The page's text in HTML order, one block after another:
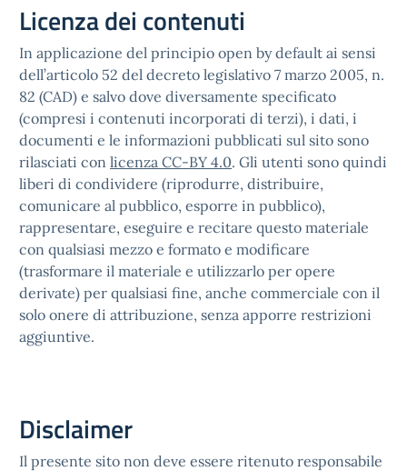
Licenza dei contenuti
In applicazione del principio open by default ai sensi
dell’articolo 52 del decreto legislativo 7 marzo 2005, n.
82 (CAD) e salvo dove diversamente specificato
(compresi i contenuti incorporati di terzi), i dati, i
documenti e le informazioni pubblicati sul sito sono
rilasciati con licenza CC-BY 4.0. Gli utenti sono quindi
liberi di condividere (riprodurre, distribuire,
comunicare al pubblico, esporre in pubblico),
rappresentare, eseguire e recitare questo materiale
con qualsiasi mezzo e formato e modificare
(trasformare il materiale e utilizzarlo per opere
derivate) per qualsiasi fine, anche commerciale con il
solo onere di attribuzione, senza apporre restrizioni
aggiuntive.
Disclaimer
Il presente sito non deve essere ritenuto responsabile